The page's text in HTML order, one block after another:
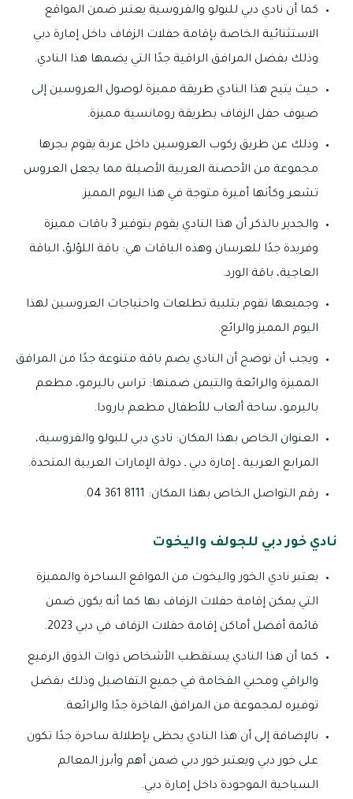
كما أن نادي دبي للبولو والفروسية يعتبر ضمن المواقع
الاستثنائية الخاصة بإقامة حفلات الزفاف داخل إمارة دبي
وذلك بفضل المرافق الراقية جدًا التي يضمها هذا النادي.
حيث يتيح هذا النادي طريقة مميزة لوصول العروسين إلى
ضيوف حفل الزفاف بطريقة رومانسية مميزة.
وذلك عن طريق ركوب العروسين داخل عربة يقوم بجرها
مجموعة من الأحصنة العربية الأصيلة مما يجعل العروس
تشعر وكأنها أميرة متوجة في هذا اليوم المميز.
والجدير بالذكر أن هذا النادي يقوم بتوفير 3 باقات مميزة
وفريدة جدًا للعرسان وهذه الباقات هي: باقة اللؤلؤ، الباقة
العاجية، باقة الورد.
وجميعها تقوم بتلبية تطلعات واحتياجات العروسين لهذا
اليوم المميز والرائع.
ويجب أن نوضح أن النادي يضم باقة متنوعة جدًا من المرافق
المميزة والرائعة والتيمن ضمنها: تراس باليرمو، مطعم
باليرمو، ساحة ألعاب للأطفال مطعم بارودا.
العنوان الخاص بهذا المكان: نادي دبي للبولو والفروسية،
المرابع العربية ـ إمارة دبي ـ دولة الإمارات العربية المتحدة.
رقم التواصل الخاص بهذا المكان: 8111 361 04.
نادي خور دبي للجولف واليخوت
يعتبر نادي الخور واليخوت من المواقع الساحرة والمميزة
التي يمكن إقامة حفلات الزفاف بها كما أنه يكون ضمن
قائمة أفضل أماكن إقامة حفلات الزفاف في دبي 2023.
كما أن هذا النادي يستقطب الأشخاص ذوات الذوق الرفيع
والراقي ومحبي الفخامة في جميع التفاصيل وذلك بفضل
توفيره لمجموعة من المرافق الفاخرة جدًا والرائعة.
بالإضافة إلى أن هذا النادي يحظى بإطلالة ساحرة جدًا تكون
على خور دبي ويعتبر خور دبي ضمن أهم وأبرز المعالم
السياحية الموجودة داخل إمارة دبي.